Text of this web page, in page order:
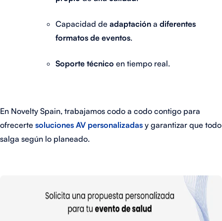
Capacidad de adaptación a diferentes
formatos de eventos.
Soporte técnico en tiempo real.
En Novelty Spain, trabajamos codo a codo contigo para
ofrecerte soluciones AV personalizadas y garantizar que todo
salga según lo planeado.